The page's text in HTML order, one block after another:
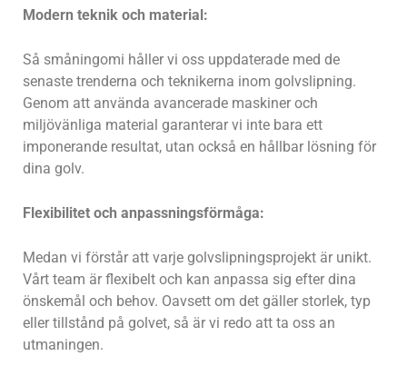
Modern teknik och material:
Så småningomi håller vi oss uppdaterade med de
senaste trenderna och teknikerna inom golvslipning.
Genom att använda avancerade maskiner och
miljövänliga material garanterar vi inte bara ett
imponerande resultat, utan också en hållbar lösning för
dina golv.
Flexibilitet och anpassningsförmåga:
Medan vi förstår att varje golvslipningsprojekt är unikt.
Vårt team är flexibelt och kan anpassa sig efter dina
önskemål och behov. Oavsett om det gäller storlek, typ
eller tillstånd på golvet, så är vi redo att ta oss an
utmaningen.